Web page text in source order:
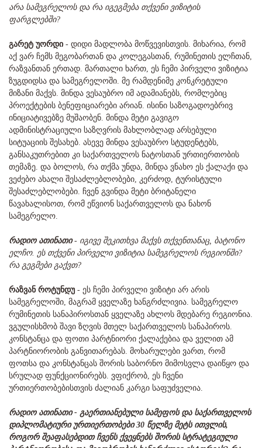
არა სამეგრელოს და რა იგეგმება თქვენი ვიზიტის
ფარგლებში?
გარეტ უორდი - დიდი მადლობა მოწვევისთვის. მიხარია, რომ
აქ ვარ ჩემს მეგობართან და კოლეგასთან, რუმინეთის ელჩთან,
რაზვანთან ერთად. მართალი ხართ, ეს ჩემი პირველი ვიზიტია
ზუგდიდსა და სამეგრელოში. მე რამდენიმე კონკრეტული
მიზანი მაქვს. მინდა ვესაუბრო იმ ადამიანებს, რომლებიც
პროექტების ბენეფიციარები არიან. ისინი საზოგადოებრივ
ინიციატივებზე მუშაობენ. მინდა მეტი გავიგო
ადმინისტრაციული საზღვრის მახლობლად არსებული
სიტუაციის შესახებ. ასევე მინდა ვესაუბრო სტუდენტებს,
განსაკუთრებით კი საქართველოს ნატოსთან ურთიერთობის
თემაზე. და ბოლოს, რა თქმა უნდა, მინდა ვნახო ეს ქალაქი და
ვეძებო ახალი შესაძლებლობები, კერძოდ, ტურისტული
შესაძლებლობები. ჩვენ გვინდა მეტი ბრიტანელი
წავახალისოთ, რომ ეწვიონ საქართველოს და ნახონ
სამეგრელო.
რადიო ათინათი- იგივე შეკითხვა მაქვს თქვენთანაც, ბატონო
ელჩო. ეს თქვენი პირველი ვიზიტია სამეგრელოს რეგიონში?
რა გეგმები გაქვთ?
რაზვან როტუნდუ - ეს ჩემი პირველი ვიზიტი არ არის
სამეგრელოში, მაგრამ ყველაზე ხანგრძლივია. სამეგრელო
რუმინეთის სანაპიროსთან ყველაზე ახლოს მდებარე რეგიონია.
ვგულისხმობ შავი ზღვის მთელ საქართველოს სანაპიროს.
კონსტანცა და ფოთი პარტნიორი ქალაქებია და ველით ამ
პარტნიორობის განვითარებას. მოხარულები ვართ, რომ
ფოთსა და კონსტანცას შორის საბორნო მიმოსვლა დაიწყო და
სრულად ფუნქციონირებს. ვფიქრობ, ეს ჩვენი
ურთიერთობებისთვის ძალიან კარგი საფუძველია.
რადიო ათინათი - გაერთიანებული სამეფოს და საქართველოს
დიპლომატიური ურთიერთობები 30 წელზე მეტს ითვლის,
როგორ შეაფასებდით ჩვენს ქვეყნებს შორის სტრატეგიული